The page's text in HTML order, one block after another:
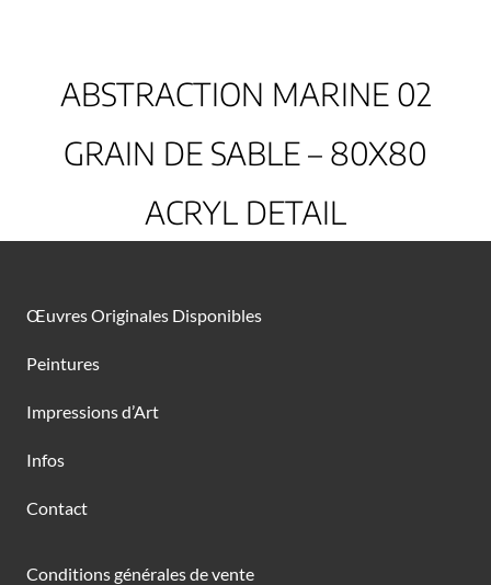
ABSTRACTION MARINE 02
GRAIN DE SABLE – 80X80
ACRYL DETAIL
Œuvres Originales Disponibles
Peintures
Impressions d’Art
Infos
Contact
Conditions générales de vente